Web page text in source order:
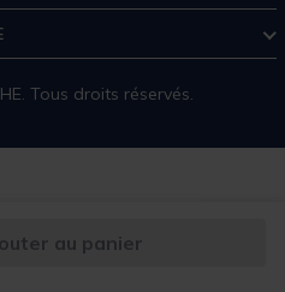
au panier
Tous droits réservés.